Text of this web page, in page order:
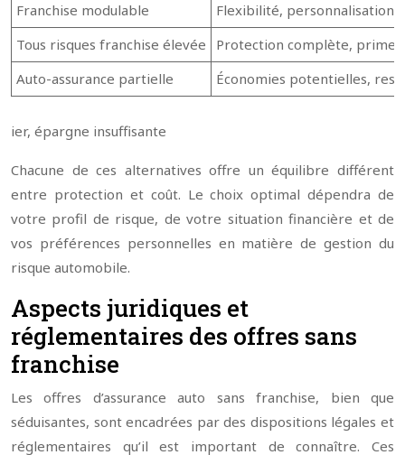
Franchise modulable
Flexibilité, personnalisation
Tous risques franchise élevée
Protection complète, prime
Auto-assurance partielle
Économies potentielles,
ier, épargne insuffisante
Chacune de ces alternatives offre un équilibre différent
entre protection et coût. Le choix optimal dépendra de
votre profil de risque, de votre situation financière et de
vos préférences personnelles en matière de gestion du
risque automobile.
Aspects juridiques et
réglementaires des offres sans
franchise
Les offres d’assurance auto sans franchise, bien que
séduisantes, sont encadrées par des dispositions légales et
réglementaires qu’il est important de connaître. Ces